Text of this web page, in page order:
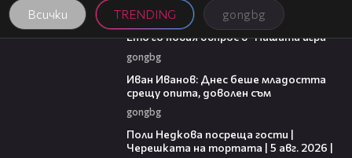
Всички TRENDING gongbg
00:31
Ето го новия въпрос в "Нашата игра"
gongbg
Иван Иванов: Днес беше младостта
срещу опита, доволен съм
gongbg
Поли Недкова посреща гости |
Черешката на тортата | 5 авг. 2026 |